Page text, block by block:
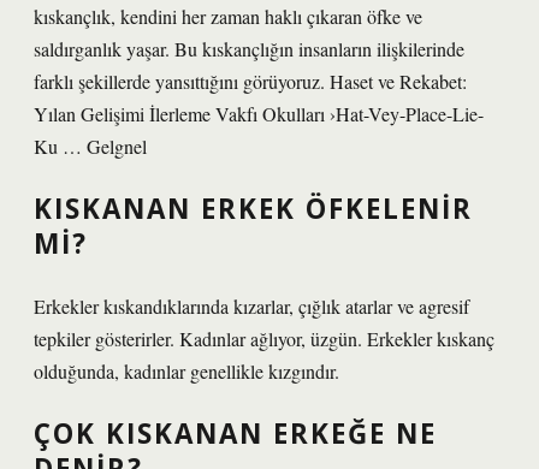
kıskançlık, kendini her zaman haklı çıkaran öfke ve
saldırganlık yaşar. Bu kıskançlığın insanların ilişkilerinde
farklı şekillerde yansıttığını görüyoruz. Haset ve Rekabet:
Yılan Gelişimi İlerleme Vakfı Okulları ›Hat-Vey-Place-Lie-
Ku … Gelgnel
KISKANAN ERKEK ÖFKELENIR
MI?
Erkekler kıskandıklarında kızarlar, çığlık atarlar ve agresif
tepkiler gösterirler. Kadınlar ağlıyor, üzgün. Erkekler kıskanç
olduğunda, kadınlar genellikle kızgındır.
ÇOK KISKANAN ERKEĞE NE